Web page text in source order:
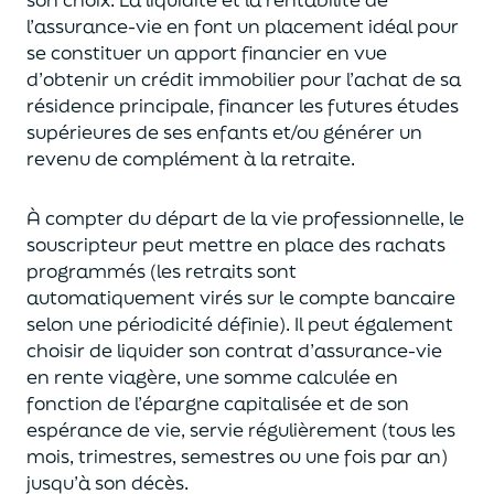
l’assurance-vie en font un placement idéal pour
se constituer un apport financier en vue
d’obtenir un crédit immobilier pour l’achat desa
résidence principale, financer les futures études
supérieures de ses enfantset/ou générer un
revenu de complément à la retraite.
À compter du départ de la vie professionnelle, le
souscripteur peut mettre en place des rachats
programmés (les retraits sont
automatiquement virés sur le compte bancaire
selon une périodicité définie). Il peut également
choisirde liquider son contrat d’assurance-vie
en rente viagère, une somme calculée en
fonction de l’épargne capitalisée et deson
espérance de vie, servie régulièrement (tous les
mois, trimestres, semestres ou une fois par an)
jusqu’à son décès.